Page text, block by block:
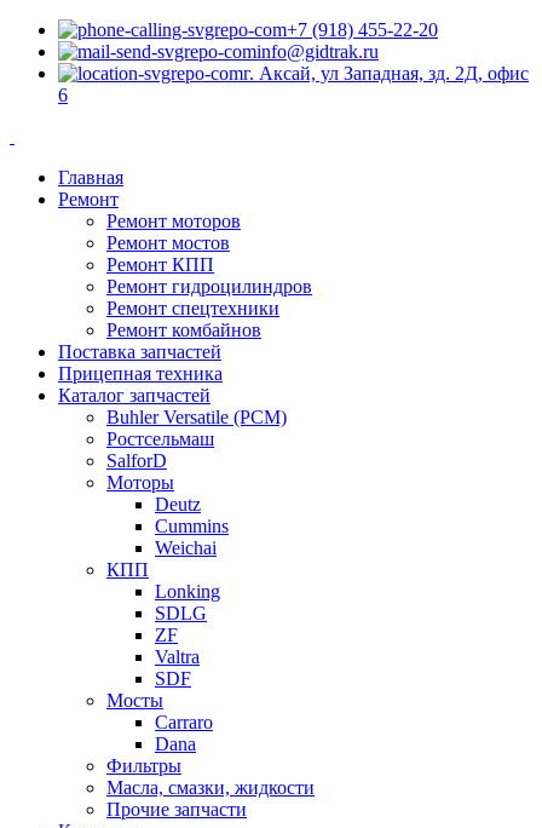
+7 (918) 455-22-20
info@gidtrak.ru
г. Аксай, ул Западная, зд. 2Д, офис
6
Главная
Ремонт
Ремонт моторов
Ремонт мостов
Ремонт КПП
Ремонт гидроцилиндров
Ремонт спецтехники
Ремонт комбайнов
Поставка запчастей
Прицепная техника
Каталог запчастей
Buhler Versatile (РСМ)
Ростсельмаш
SalforD
Моторы
Deutz
Cummins
Weichai
КПП
Lonking
SDLG
ZF
Valtra
SDF
Мосты
Carraro
Dana
Фильтры
Масла, смазки, жидкости
Прочие запчасти